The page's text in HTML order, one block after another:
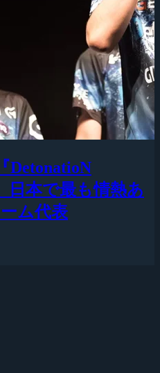
DetonatioN
日本で最も情熱あ
ム代表